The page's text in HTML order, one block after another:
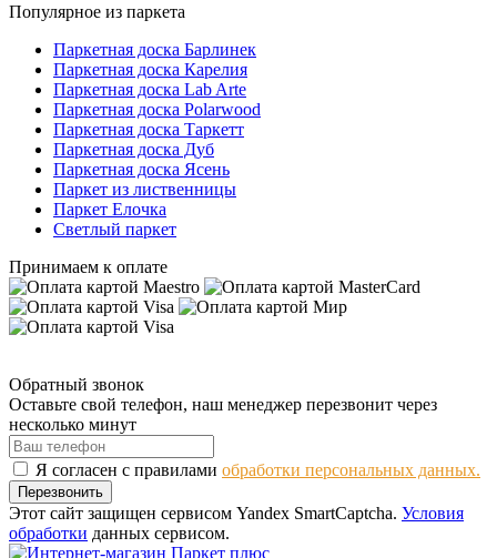
Популярное из паркета
Паркетная доска Барлинек
Паркетная доска Карелия
Паркетная доска Lab Arte
Паркетная доска Polarwood
Паркетная доска Таркетт
Паркетная доска Дуб
Паркетная доска Ясень
Паркет из лиственницы
Паркет Елочка
Светлый паркет
Принимаем к оплате
Обратный звонок
Оставьте свой телефон, наш менеджер перезвонит через
несколько минут
Я согласен с правилами обработки персональных данных.
Перезвонить
Этот сайт защищен сервисом Yandex SmartCaptcha. Условия
обработки данных сервисом.